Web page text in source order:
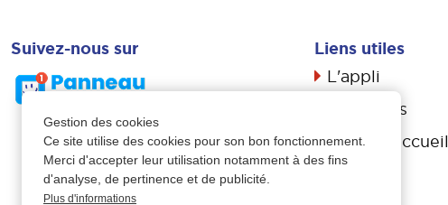
Gestion des cookies
Ce site utilise des cookies pour son bon fonctionnement.
Merci d'accepter leur utilisation notamment à des fins
d'analyse, de pertinence et de publicité.
Plus d'informations
Suivez-nous sur Liens utiles
L'appli
Actualités
Livret d’accueil